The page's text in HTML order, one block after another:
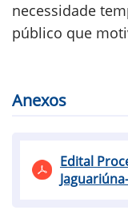
necessidade
público que
Anexos
Edital